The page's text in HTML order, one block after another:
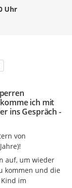
Uhr
ich mit
ins Gespräch -
von
auf, um wieder
kommen und die
im